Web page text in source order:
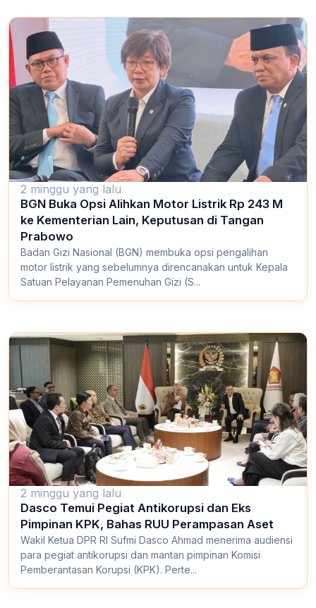
2 minggu yang lalu
BGN Buka Opsi Alihkan Motor Listrik Rp 243 M
ke Kementerian Lain, Keputusan di Tangan
Prabowo
Badan Gizi Nasional (BGN) membuka opsi pengalihan
motor listrik yang sebelumnya direncanakan untuk Kepala
Satuan Pelayanan Pemenuhan Gizi (S...
2 minggu yang lalu
Dasco Temui Pegiat Antikorupsi dan Eks
Pimpinan KPK, Bahas RUU Perampasan Aset
Wakil Ketua DPR RI Sufmi Dasco Ahmad menerima audiensi
para pegiat antikorupsi dan mantan pimpinan Komisi
Pemberantasan Korupsi (KPK). Perte...